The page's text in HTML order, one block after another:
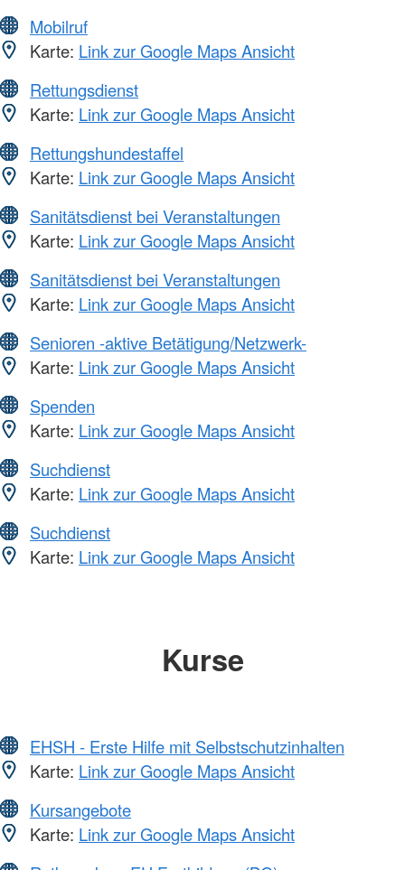
Mobilruf
Karte: Link zur Google Maps Ansicht
Rettungsdienst
Karte: Link zur Google Maps Ansicht
Rettungshundestaffel
Karte: Link zur Google Maps Ansicht
Sanitätsdienst bei Veranstaltungen
Karte: Link zur Google Maps Ansicht
Sanitätsdienst bei Veranstaltungen
Karte: Link zur Google Maps Ansicht
Senioren -aktive Betätigung/Netzwerk-
Karte: Link zur Google Maps Ansicht
Spenden
Karte: Link zur Google Maps Ansicht
Suchdienst
Karte: Link zur Google Maps Ansicht
Suchdienst
Karte: Link zur Google Maps Ansicht
Kurse
EHSH - Erste Hilfe mit Selbstschutzinhalten
Karte: Link zur Google Maps Ansicht
Kursangebote
Karte: Link zur Google Maps Ansicht